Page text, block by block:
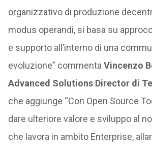
organizzativo di produzione
modus operandi, si basa su
e supporto all’interno di una
evoluzione” commenta Vincenzo
Advanced Solutions Director di
che aggiunge “Con Open Source
dare ulteriore valore e sviluppo al
che lavora in ambito Enterprise,